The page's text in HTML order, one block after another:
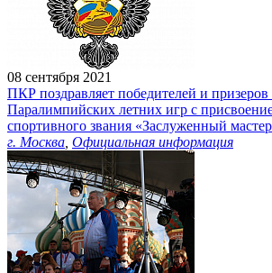
08 сентября 2021
ПКР поздравляет победителей и
Паралимпийских летних игр с
спортивного звания «Заслуженный
г. Москва Официальная информация